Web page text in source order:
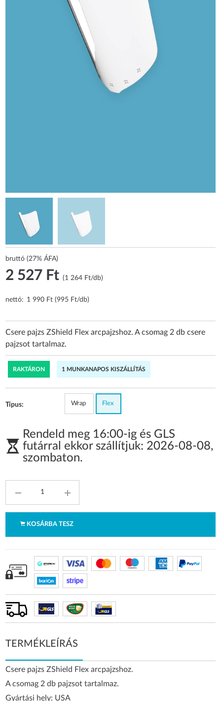
bruttó (27% ÁFA)
2 527 Ft(1 264 Ft/db)
nettó: 1 990 Ft (995 Ft/db)
Csere pajzs ZShield Flex arcpajzshoz. A csomag 2 db csere
pajzsot tartalmaz.
RAKTÁRON 1 MUNKANAPOS KISZÁLLÍTÁS
Típus: Wrap Flex
Rendeld meg 16:00-ig és GLS
futárral ekkor szállítjuk: 2026-08-08,
szombaton.
KOSÁRBA TESZ
TERMÉKLEÍRÁS
Csere pajzs ZShield Flex arcpajzshoz.
A csomag 2 db pajzsot tartalmaz.
Gyártási hely: USA